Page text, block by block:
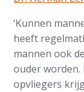
‘Kunnen
heeft
mannen ook
ouder
opvliegers